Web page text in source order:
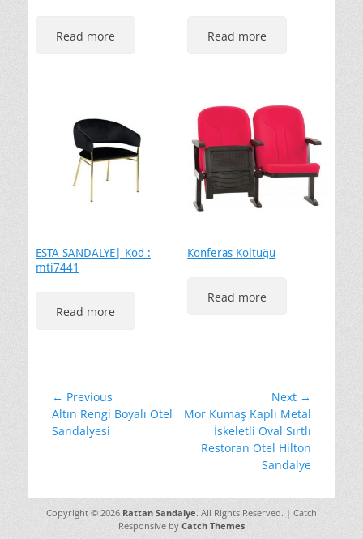
Read more Read more
ESTA SANDALYE| Kod :
mti7441
Read more
Konferas Koltuğu
Read more
Yazı
gezinmesi
← Previous
Previous
post:
Altın Rengi Boyalı Otel
Sandalyesi
Next →
Next
Mor Kumaş Kaplı Metal
İskeletli Oval Sırtlı
Restoran Otel Hilton
Sandalye
Copyright © 2026 Rattan Sandalye. All Rights Reserved. | Catch
Responsive by Catch Themes